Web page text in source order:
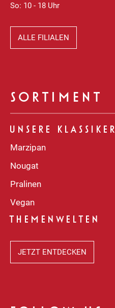
So: 10 - 18 Uhr
ALLE FILIALEN
SORTIMENT
UNSERE KLASSIKER
Marzipan
Nougat
Pralinen
Vegan
THEMENWELTEN
JETZT ENTDECKEN